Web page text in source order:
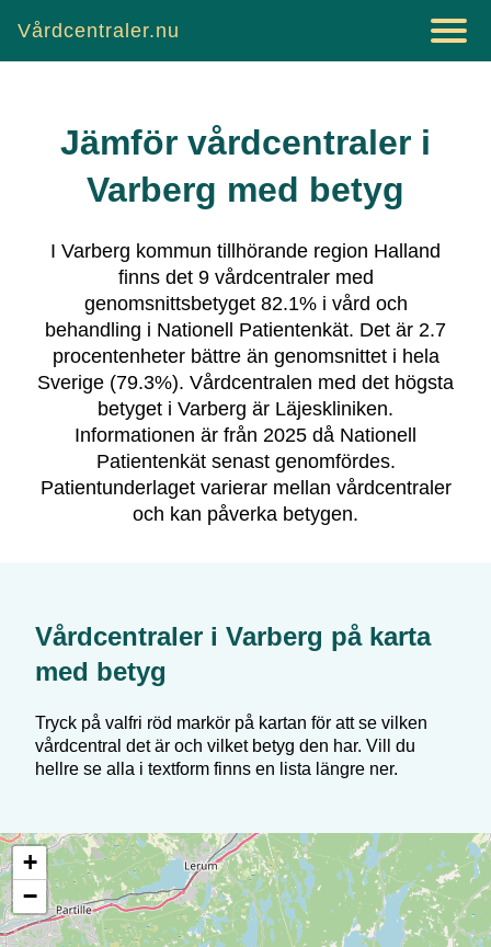
Vårdcentraler.nu
Jämför vårdcentraler i
Varberg med betyg
I Varberg kommun tillhörande region Halland
finns det 9vårdcentraler med
genomsnittsbetyget 82.1% i vård och
behandling i Nationell Patientenkät. Det är 2.7
procentenheter bättre än genomsnittet i hela
Sverige (79.3%). Vårdcentralen med det högsta
betyget i Varberg är Läjeskliniken.
Informationen är från 2025 då Nationell
Patientenkät senast genomfördes.
Patientunderlaget varierar mellan vårdcentraler
och kan påverka betygen.
Vårdcentraler i Varberg på karta
med betyg
Tryck på valfri röd markör på kartan för att se vilken
vårdcentral det är och vilket betyg den har. Vill du
hellre se alla i textform finns en lista längre ner.
+
−